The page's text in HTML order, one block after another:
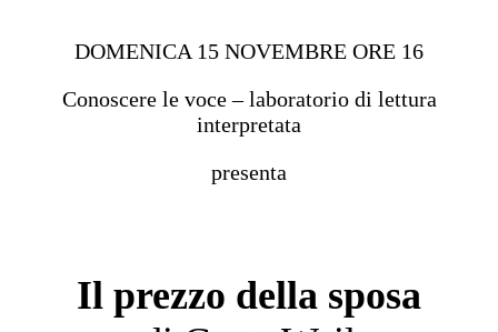
DOMENICA 15 NOVEMBRE ORE 16
Conoscere le voce – laboratorio di lettura
interpretata
presenta
Il prezzo della sposa